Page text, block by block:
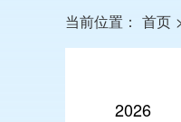
当前位置： 首页
2026